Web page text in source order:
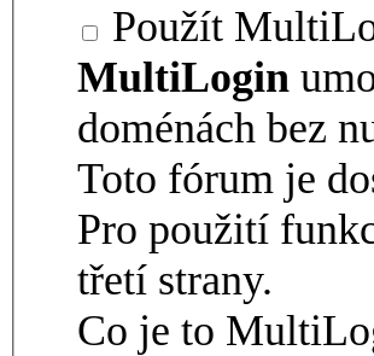
Použít
MultiLogin
doménách bez
Toto fórum je
Pro použití
třetí strany.
Co je to